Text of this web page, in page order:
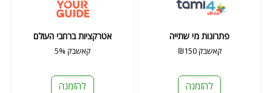
אטרקציות ברחבי העולם
5% קאשבק
להזמנה
פתרונות מי שתייה
₪150 קאשבק
להזמנה